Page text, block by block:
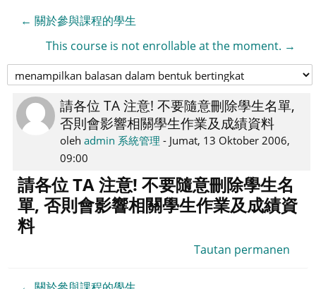
← 關於參與課程的學生
This course is not enrollable at the moment. →
請各位 TA 注意! 不要隨意刪除學生名單,
否則會影響相關學生作業及成績資料
oleh admin 系統管理 - Jumat, 13 Oktober 2006,
09:00
Jumlah
balasan:
0
請各位 TA 注意! 不要隨意刪除學生名
單, 否則會影響相關學生作業及成績資
料
Tautan permanen